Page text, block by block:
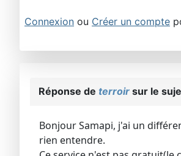
Connexion ou Créer un compte
Réponse de terroir sur le
Bonjour Samapi, j'ai un
rien entendre.